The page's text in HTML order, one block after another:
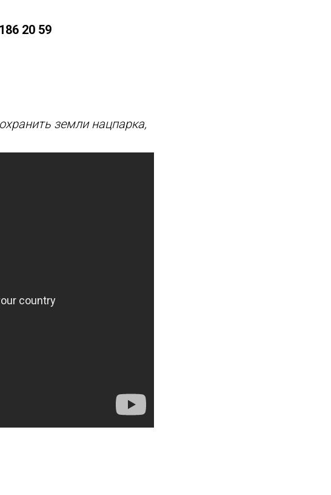
20 59
земли нацпарка,